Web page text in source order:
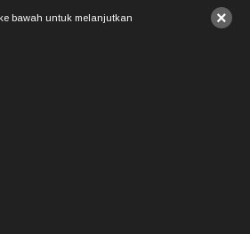
×
bawah untuk melanjutkan